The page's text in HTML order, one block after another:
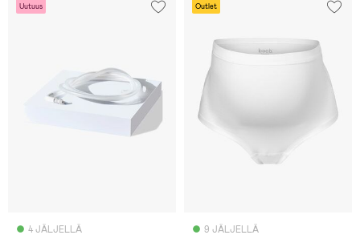
Uutuus
4 JÄLJELLÄ
Outlet
9 JÄLJELLÄ